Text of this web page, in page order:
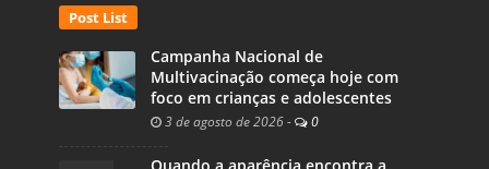
Post List
Campanha Nacional de
Multivacinação começa hoje com
foco em crianças e adolescentes
3 de agosto de 2026 - 0